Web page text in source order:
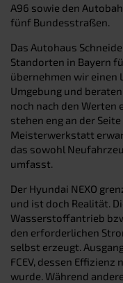
A96 sowie den
fünf Bundesstraßen.
Das Autohaus
Standorten in Bayern
übernehmen wir einen
Umgebung und
noch nach den Werten
stehen eng an der
Meisterwerkstatt
das sowohl
umfasst.
Der Hyundai NEXO
und ist doch Realität.
Wasserstoffantrieb
den erforderlichen
selbst erzeugt.
FCEV, dessen
wurde. Während